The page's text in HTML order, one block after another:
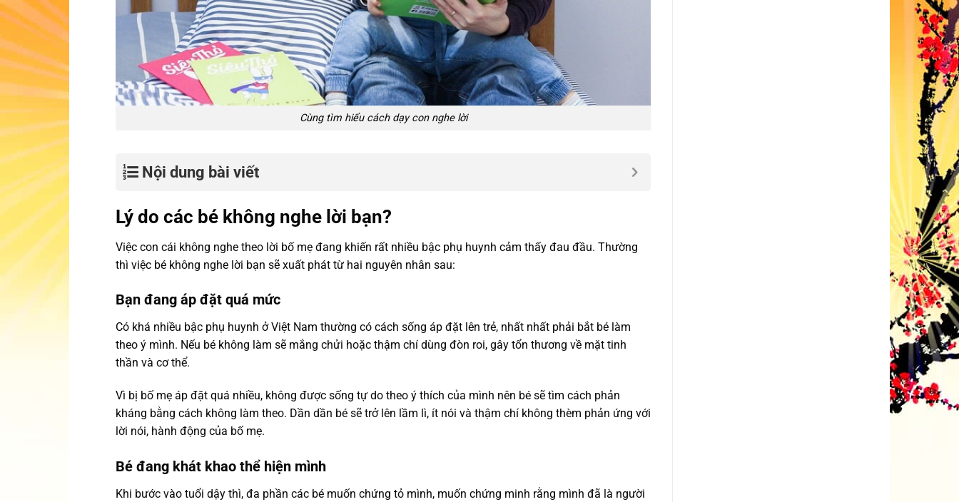
Cùng tìm hiểu cách dạy con nghe lời
Nội dung bài viết
Lý do các bé không nghe lời bạn?
Việc con cái không nghe theo lời bố mẹ đang khiến rất nhiều bậc phụ huynh cảm thấy đau đầu. Thường
thì việc bé không nghe lời bạn sẽ xuất phát từ hai nguyên nhân sau:
Bạn đang áp đặt quá mức
Có khá nhiều bậc phụ huynh ở Việt Nam thường có cách sống áp đặt lên trẻ, nhất nhất phải bắt bé làm
theo ý mình. Nếu bé không làm sẽ mắng chửi hoặc thậm chí dùng đòn roi, gây tổn thương về mặt tinh
thần và cơ thể.
Vì bị bố mẹ áp đặt quá nhiều, không được sống tự do theo ý thích của mình nên bé sẽ tìm cách phản
kháng bằng cách không làm theo. Dần dần bé sẽ trở lên lầm lì, ít nói và thậm chí không thèm phản ứng với
lời nói, hành động của bố mẹ.
Bé đang khát khao thể hiện mình
Khi bước vào tuổi dậy thì, đa phần các bé muốn chứng tỏ mình, muốn chứng minh rằng mình đã là người